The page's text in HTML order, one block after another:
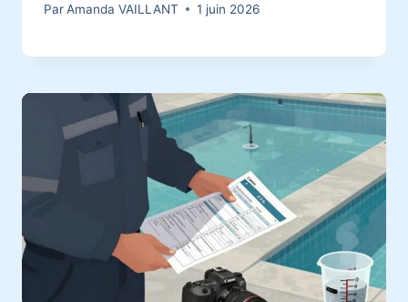
Par Amanda VAILLANT 1 juin 2026